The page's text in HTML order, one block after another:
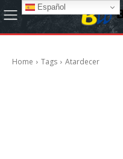
Home Tags Atardecer
Español